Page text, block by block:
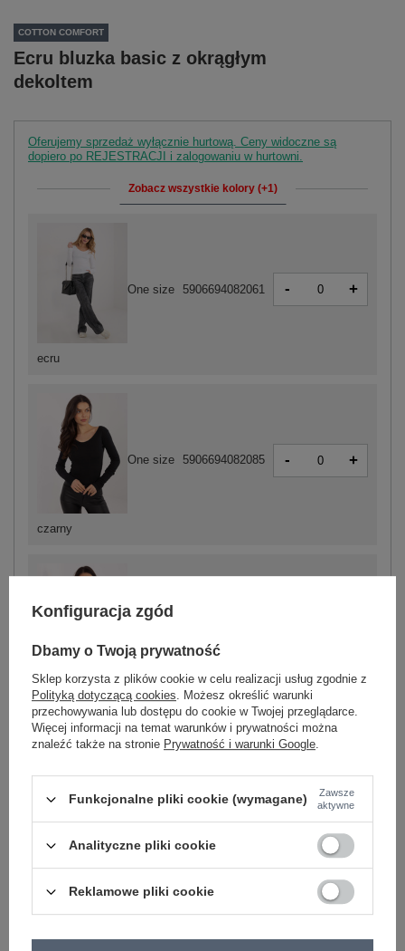
COTTON COMFORT
Ecru bluzka basic z okrągłym
dekoltem
Oferujemy sprzedaż wyłącznie hurtową. Ceny widoczne są
dopiero po REJESTRACJI i zalogowaniu w hurtowni.
Zobacz wszystkie kolory (+1)
ecru
One size 5906694082061 - +
czarny
One size 5906694082085 - +
granatowy
Zobacz wszystkie kolory (+1)
ZALOGUJ SIĘ I ZOBACZ CENĘ
sposób prania : pranie w pralce w 30°C
Konfiguracja zgód
Dbamy o Twoją prywatność
Sklep korzysta z plików cookie w celu realizacji usług zgodnie z
Polityką dotyczącą cookies. Możesz określić warunki
przechowywania lub dostępu do cookie w Twojej przeglądarce.
Więcej informacji na temat warunków i prywatności można
znaleźć także na stronie Prywatność i warunki Google.
Funkcjonalne pliki cookie (wymagane)
Zawsze
aktywne
Analityczne pliki cookie
Reklamowe pliki cookie